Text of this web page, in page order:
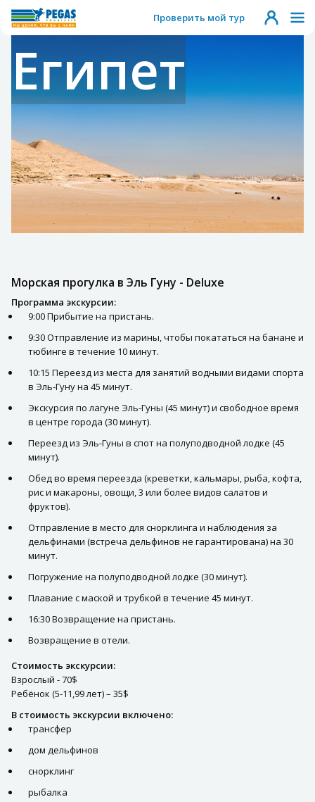
Проверить мой тур
Египет
Морская прогулка в Эль Гуну - Deluxe
Программа экскурсии:
9:00 Прибытие на пристань.
9:30 Отправление из марины, чтобы покататься на банане и
тюбинге в течение 10 минут.
10:15 Переезд из места для занятий водными видами спорта
в Эль-Гуну на 45 минут.
Экскурсия по лагуне Эль-Гуны (45 минут) и свободное время
в центре города (30 минут).
Переезд из Эль-Гуны в спот на полуподводной лодке (45
минут).
Обед во время переезда (креветки, кальмары, рыба, кофта,
рис и макароны, овощи, 3 или более видов салатов и
фруктов).
Отправление в место для снорклинга и наблюдения за
дельфинами (встреча дельфинов не гарантирована) на 30
минут.
Погружение на полуподводной лодке (30 минут).
Плавание с маской и трубкой в течение 45 минут.
16:30 Возвращение на пристань.
Возвращение в отели.
Стоимость экскурсии:
Взрослый - 70$
Ребёнок (5-11,99 лет) – 35$
В стоимость экскурсии включено:
трансфер
дом дельфинов
снорклинг
рыбалка